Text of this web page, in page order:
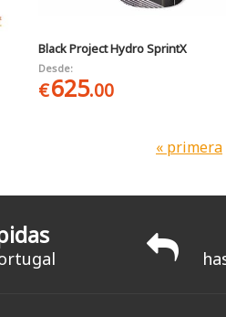
Black Project Hydro SprintX
Desde:
€625.00
« primera